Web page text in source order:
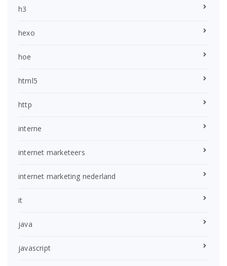
h3
hexo
hoe
html5
http
interne
internet marketeers
internet marketing nederland
it
java
javascript